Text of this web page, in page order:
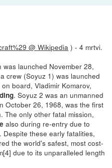
@ Wikipedia ) - 4 mrtvi.
launched November 28,
crew (Soyuz 1) was launched
board, Vladimir Komarov,
. Soyuz 2 was an unmanned
October 26, 1968, was the first
The only other fatal mission,
also during re-entry due to
these early fatalities,
the world's safest, most cost-
due to its unparalleled length